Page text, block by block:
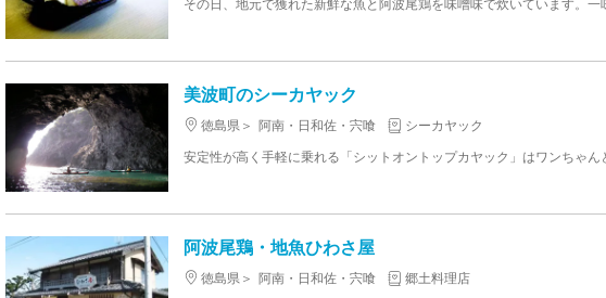
美波町のシーカヤック
徳島県 阿南・日和佐・宍喰
シーカヤック
阿波尾鶏・地魚ひわさ屋
徳島県 阿南・日和佐・宍喰
郷土料理店